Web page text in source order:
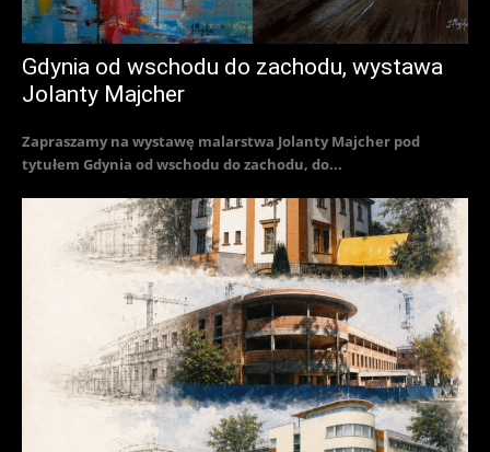
Gdynia od wschodu do zachodu, wystawa
Jolanty Majcher
Zapraszamy na wystawę malarstwa Jolanty Majcher pod
tytułem Gdynia od wschodu do zachodu, do...